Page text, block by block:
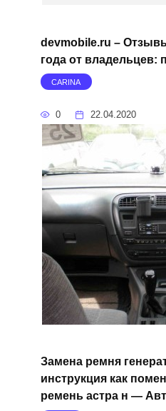
devmobile.ru –
года от
CARINA
0 22.04.2020
Замена ремня
инструкция как
ремень астра н —